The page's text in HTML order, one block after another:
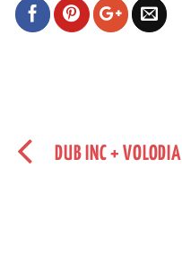
DUB INC + VOLODIA